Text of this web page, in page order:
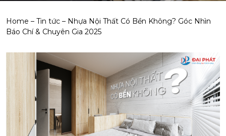
Home – Tin tức – Nhựa Nội Thất Có Bền Không? Góc Nhìn
Báo Chí & Chuyên Gia 2025